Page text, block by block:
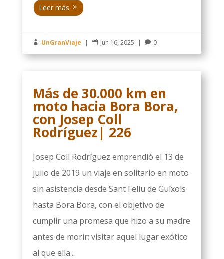
Leer más
 UnGranViaje |  Jun 16, 2025 |  0
Más de 30.000 km en
moto hacia Bora Bora,
con Josep Coll
Rodríguez| 226
Josep Coll Rodríguez emprendió el 13 de
julio de 2019 un viaje en solitario en moto
sin asistencia desde Sant Feliu de Guíxols
hasta Bora Bora, con el objetivo de
cumplir una promesa que hizo a su madre
antes de morir: visitar aquel lugar exótico
al que ella...